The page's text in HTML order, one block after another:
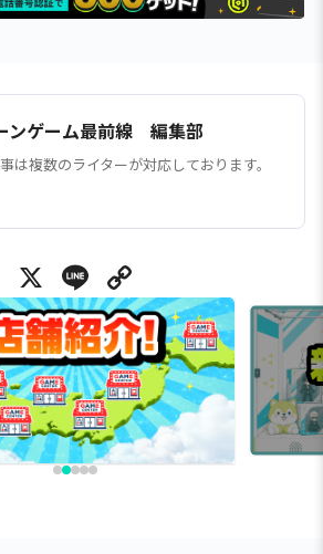
ンゲーム最前線 編集部
は複数のライターが対応しております。
X Line